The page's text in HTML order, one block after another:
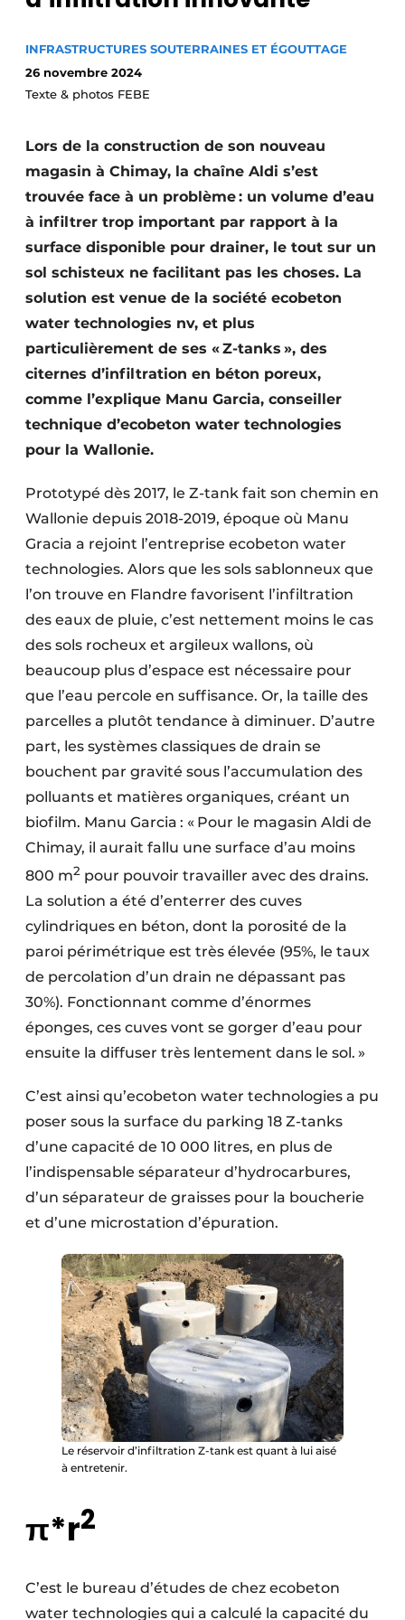
Video’s
Construction bois
Contrôle d’accès
Éclairage
Fondations
Façades
Géotextiles
Infrastructures souterraines et égouttage
Protection solaire
Sécurité incendie
Software
Techniques ferroviaires
Travaux ferroviaires
INFRASTRUCTURES SOUTERRAINES ET ÉGOUTTAGE
26 novembre 2024
Texte & photos FEBE
Lors de la construction de son nouveau
magasin à Chimay, la chaîne Aldi s’est
trouvée face à un problème : un volume d’eau
à infiltrer trop important par rapport à la
surface disponible pour drainer, le tout sur un
sol schisteux ne facilitant pas les choses. La
solution est venue de la société ecobeton
water technologies nv, et plus
particulièrement de ses « Z-tanks », des
citernes d’infiltration en béton poreux,
comme l’explique Manu Garcia, conseiller
technique d’ecobeton water technologies
pour la Wallonie.
Prototypé dès 2017, le Z-tank fait son chemin en
Wallonie depuis 2018-2019, époque où Manu
Gracia a rejoint l’entreprise ecobeton water
technologies. Alors que les sols sablonneux que
l’on trouve en Flandre favorisent l’infiltration
des eaux de pluie, c’est nettement moins le cas
des sols rocheux et argileux wallons, où
beaucoup plus d’espace est nécessaire pour
que l’eau percole en suffisance. Or, la taille des
parcelles a plutôt tendance à diminuer. D’autre
part, les systèmes classiques de drain se
bouchent par gravité sous l’accumulation des
polluants et matières organiques, créant un
biofilm. Manu Garcia : « Pour le magasin Aldi de
Chimay, il aurait fallu une surface d’au moins
800 m2 pour pouvoir travailler avec des drains.
La solution a été d’enterrer des cuves
cylindriques en béton, dont la porosité de la
paroi périmétrique est très élevée (95%, le taux
de percolation d’un drain ne dépassant pas
30%). Fonctionnant comme d’énormes
éponges, ces cuves vont se gorger d’eau pour
ensuite la diffuser très lentement dans le sol. »
C’est ainsi qu’ecobeton water technologies a pu
poser sous la surface du parking 18 Z-tanks
d’une capacité de 10 000 litres, en plus de
l’indispensable séparateur d’hydrocarbures,
d’un séparateur de graisses pour la boucherie
et d’une microstation d’épuration.
Le réservoir d’infiltration Z-tank est quant à lui aisé
à entretenir.
π*r2
C’est le bureau d’études de chez ecobeton
water technologies qui a calculé la capacité du